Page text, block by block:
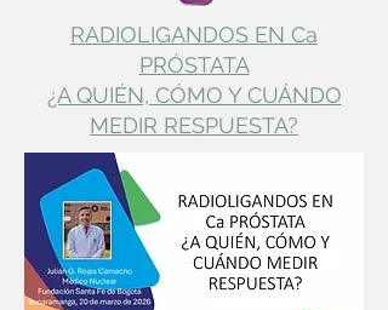
RADIOLIGANDOS EN Ca
PRÓSTATA
¿A QUIÉN, CÓMO Y CUÁNDO
MEDIR RESPUESTA?